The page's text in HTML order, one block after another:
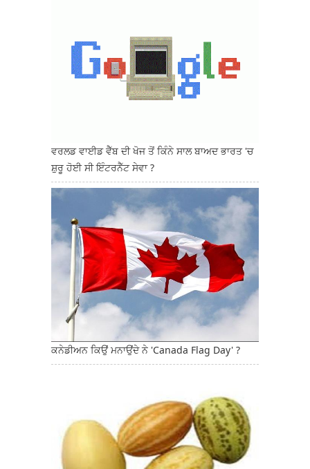
ਵਰਲਡ ਵਾਈਡ ਵੈੱਬ ਦੀ ਖੋਜ ਤੋਂ ਕਿੰਨੇ ਸਾਲ ਬਾਅਦ ਭਾਰਤ 'ਚ
ਸ਼ੁਰੂ ਹੋਈ ਸੀ ਇੰਟਰਨੈੱਟ ਸੇਵਾ ?
ਕਨੇਡੀਅਨ ਕਿਉਂ ਮਨਾਉਂਦੇ ਨੇ 'Canada Flag Day' ?